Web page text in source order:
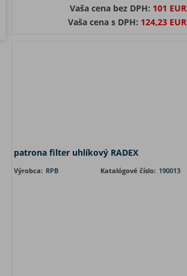
Vaša cena bez DPH: 101 EUR
Vaša cena s DPH: 124,23 EUR
patrona filter uhlíkový RADEX
Výrobca: RPB Katalógové číslo: 190013